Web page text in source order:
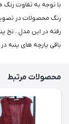
با توجه به تفاوت
رفته در این مدل ، نخ
باقی پارچه های پنبه در
محصولات مرتبط